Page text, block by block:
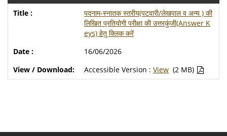
पदनाम-स्नातक स्तरीय(पटवारी/लेखपाल व अन्य ) की
लिखित प्रतियोगी परीक्षा की उत्तरकुंजी(Answer K
eys) हेतु क्लिक करें
16/06/2026
Accessible Version : View (2 MB)